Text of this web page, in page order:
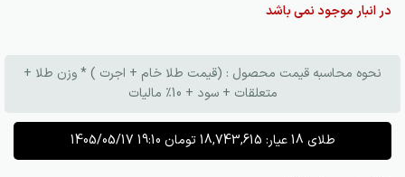
در انبار موجود نمی باشد
نحوه محاسبه قیمت محصول : (قیمت طلا خام + اجرت ) * وزن طلا +
متعلقات + سود + 10٪ مالیات
طلای 18 عیار: 18,743,615تومان 1405/05/17 19:10